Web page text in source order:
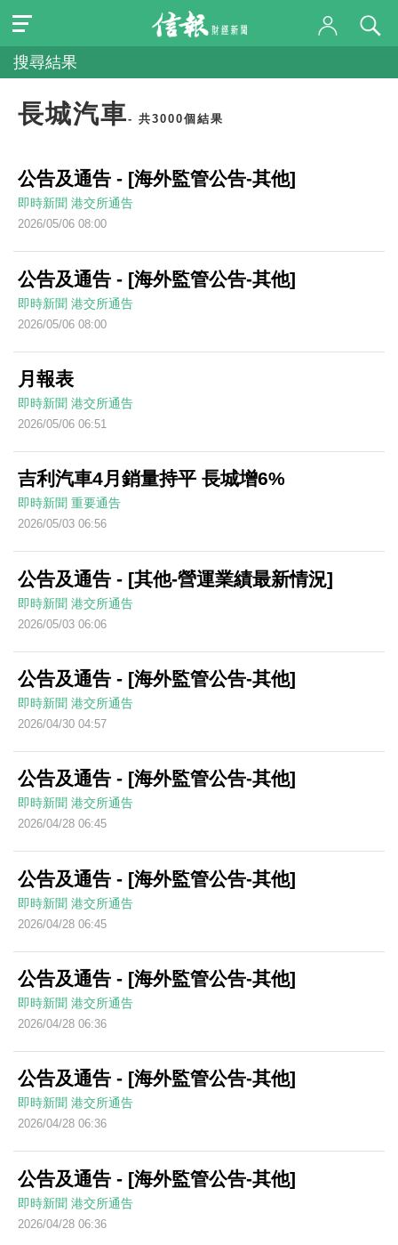
搜尋結果
長城汽車- 共3000個結果
公告及通告 - [海外監管公告-其他]
即時新聞 港交所通告
2026/05/06 08:00
公告及通告 - [海外監管公告-其他]
即時新聞 港交所通告
2026/05/06 08:00
月報表
即時新聞 港交所通告
2026/05/06 06:51
吉利汽車4月銷量持平 長城增6%
即時新聞 重要通告
2026/05/03 06:56
公告及通告 - [其他-營運業績最新情況]
即時新聞 港交所通告
2026/05/03 06:06
公告及通告 - [海外監管公告-其他]
即時新聞 港交所通告
2026/04/30 04:57
公告及通告 - [海外監管公告-其他]
即時新聞 港交所通告
2026/04/28 06:45
公告及通告 - [海外監管公告-其他]
即時新聞 港交所通告
2026/04/28 06:45
公告及通告 - [海外監管公告-其他]
即時新聞 港交所通告
2026/04/28 06:36
公告及通告 - [海外監管公告-其他]
即時新聞 港交所通告
2026/04/28 06:36
公告及通告 - [海外監管公告-其他]
即時新聞 港交所通告
2026/04/28 06:36